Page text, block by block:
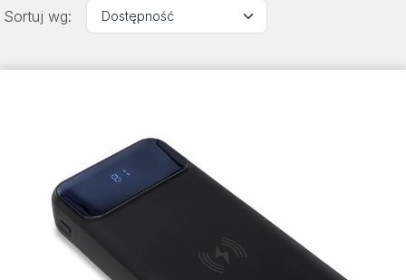
Sortuj wg: